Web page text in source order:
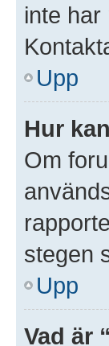
inte har
Upp
Hur
Om
stegen
Upp
Vad är